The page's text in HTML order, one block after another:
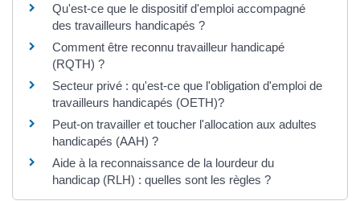
Qu'est-ce que le dispositif d'emploi accompagné
des travailleurs handicapés ?
Comment être reconnu travailleur handicapé
(RQTH) ?
Secteur privé : qu'est-ce que l'obligation d'emploi de
travailleurs handicapés (OETH)?
Peut-on travailler et toucher l'allocation aux adultes
handicapés (AAH) ?
Aide à la reconnaissance de la lourdeur du
handicap (RLH) : quelles sont les règles ?